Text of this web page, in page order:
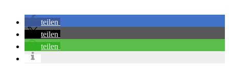
teilen
teilen
teilen